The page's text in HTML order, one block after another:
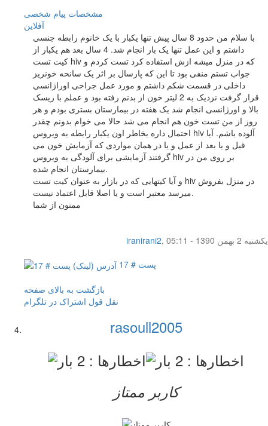
مشخصات پیام شخصی
آفلاين
با سلام من حدود 8 سال پیش تنها یکبار با یک خانوم رابطه جنسی
داشتم و این عمل تنها یک بار انجام شد. 4 سال بعد هم یکبار از
کیت تست hiv که در منزل میشه ازش استفاده کرد تست کردم و
جواب تستم منفی بود تا این که پارسال بر اثر یک سانحه خونریز
داخلی در قسمت شکم داشتم و مورد عمل جراحی اوراژانسی
قرار گرفت نزدیک به 2 لیتر خون از بدنم رفته بود و عملم با ریسک
بالا و اورژانسی انجام شد یک هفته در بیمارستان بستری بودم و هر
روز از من تست خون هم انجام می شد حالا می خوام بدونم چقدر
احتمال داره بخاطر اون یکبار رابطه به ویروس hiv آلوده باشم. آیا
قبل و یا بعد از عمل و یا در همان مواردی که آزمایش خون می
گرفتند آزمایشی برای آلودگی به ویروس hiv بر روی من در
بیمارستان انجام شده.
و آیا کیتهایی که در بازار به عنوان کیت تست hiv در منزل بفروش
میرسد معتبر است و یا اصلا قابل اعتماد نیست.
ممنون از شما
iranirani2,
یکشنبه 2 بهمن 1390 - 05:11
پست # 17
بازگشت به بالای صفحه
نقل قول اشتراک در تلگرام
rasoull2005
کاربر ممتاز